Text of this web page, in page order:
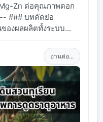
Zn ต่อคุณภาพดอก
### บทคัดย่อ
องผลผลิตทั้งระบบ...
อ่านต่อ...